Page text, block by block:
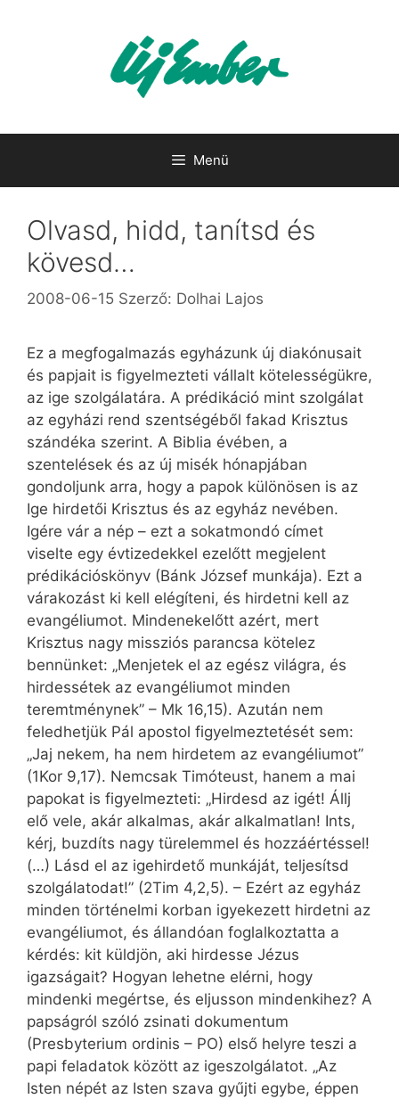
Menü
Olvasd, hidd, tanítsd és
kövesd…
2008-06-15 Szerző: Dolhai Lajos
Ez a megfogalmazás egyházunk új diakónusait
és papjait is figyelmezteti vállalt kötelességükre,
az ige szolgálatára. A prédikáció mint szolgálat
az egyházi rend szentségéből fakad Krisztus
szándéka szerint. A Biblia évében, a
szentelések és az új misék hónapjában
gondoljunk arra, hogy a papok különösen is az
Ige hirdetői Krisztus és az egyház nevében.
Igére vár a nép – ezt a sokatmondó címet
viselte egy évtizedekkel ezelőtt megjelent
prédikációskönyv (Bánk József munkája). Ezt a
várakozást ki kell elégíteni, és hirdetni kell az
evangéliumot. Mindenekelőtt azért, mert
Krisztus nagy missziós parancsa kötelez
bennünket: „Menjetek el az egész világra, és
hirdessétek az evangéliumot minden
teremtménynek” – Mk 16,15). Azután nem
feledhetjük Pál apostol figyelmeztetését sem:
„Jaj nekem, ha nem hirdetem az evangéliumot”
(1Kor 9,17). Nemcsak Timóteust, hanem a mai
papokat is figyelmezteti: „Hirdesd az igét! Állj
elő vele, akár alkalmas, akár alkalmatlan! Ints,
kérj, buzdíts nagy türelemmel és hozzáértéssel!
(…) Lásd el az igehirdető munkáját, teljesítsd
szolgálatodat!” (2Tim 4,2,5). – Ezért az egyház
minden történelmi korban igyekezett hirdetni az
evangéliumot, és állandóan foglalkoztatta a
kérdés: kit küldjön, aki hirdesse Jézus
igazságait? Hogyan lehetne elérni, hogy
mindenki megértse, és eljusson mindenkihez? A
papságról szóló zsinati dokumentum
(Presbyterium ordinis – PO) első helyre teszi a
papi feladatok között az igeszolgálatot. „Az
Isten népét az Isten szava gyűjti egybe, éppen